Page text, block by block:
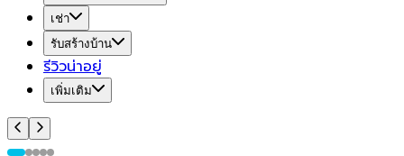
เช่า
รับสร้างบ้าน
รีวิวน่าอยู่
เพิ่มเติม